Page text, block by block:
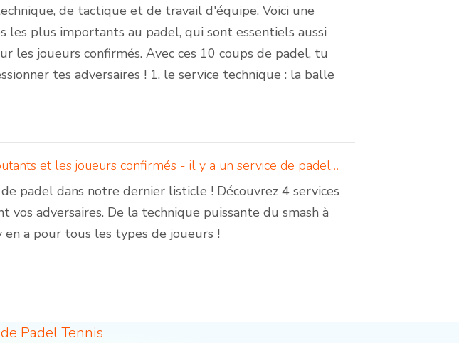
de tactique et de travail d'équipe. Voici une
les plus importants au padel, qui sont essentiels aussi
les joueurs confirmés. Avec ces 10 coups de padel, tu
tes adversaires ! 1. le service technique : la balle
4 services de padel pour les débutants et les joueurs confirmés - il y a un service de padel pour chacun !
padel dans notre dernier listicle ! Découvrez 4 services
vos adversaires. De la technique puissante du smash à
a pour tous les types de joueurs !
Padel Tennis